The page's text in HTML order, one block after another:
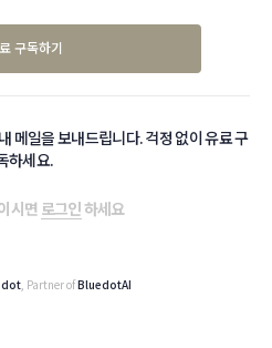
구독하기
메일을 보내드립니다. 걱정 없이 유료 구
하세요.
시면 로그인하세요
, Partner ofBluedotAI